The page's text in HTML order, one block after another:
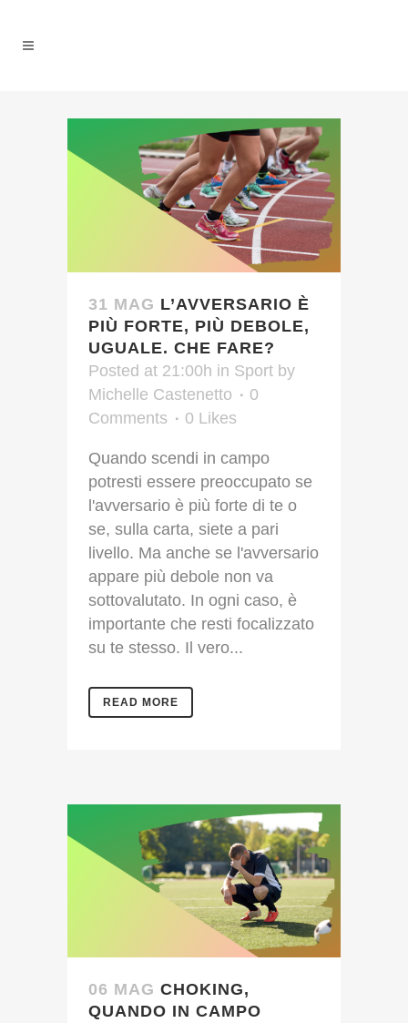
31 MAG L’AVVERSARIO È
PIÙ FORTE, PIÙ DEBOLE,
UGUALE. CHE FARE?
Posted at 21:00h in Sport by
Michelle Castenetto
0
Comments
0 Likes
Quando scendi in campo
potresti essere preoccupato se
l'avversario è più forte di te o
se, sulla carta, siete a pari
livello. Ma anche se l'avversario
appare più debole non va
sottovalutato. In ogni caso, è
importante che resti focalizzato
su te stesso. Il vero...
READ MORE
06 MAG CHOKING,
QUANDO IN CAMPO